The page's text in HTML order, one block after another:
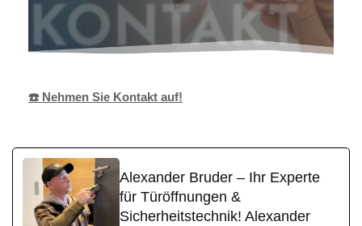
☎️ Nehmen Sie Kontakt auf!
Alexander Bruder – Ihr Experte
für Türöffnungen &
Sicherheitstechnik! Alexander